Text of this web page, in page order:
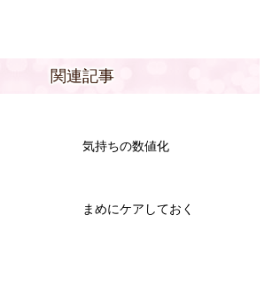
関連記事
気持ちの数値化
まめにケアしておく